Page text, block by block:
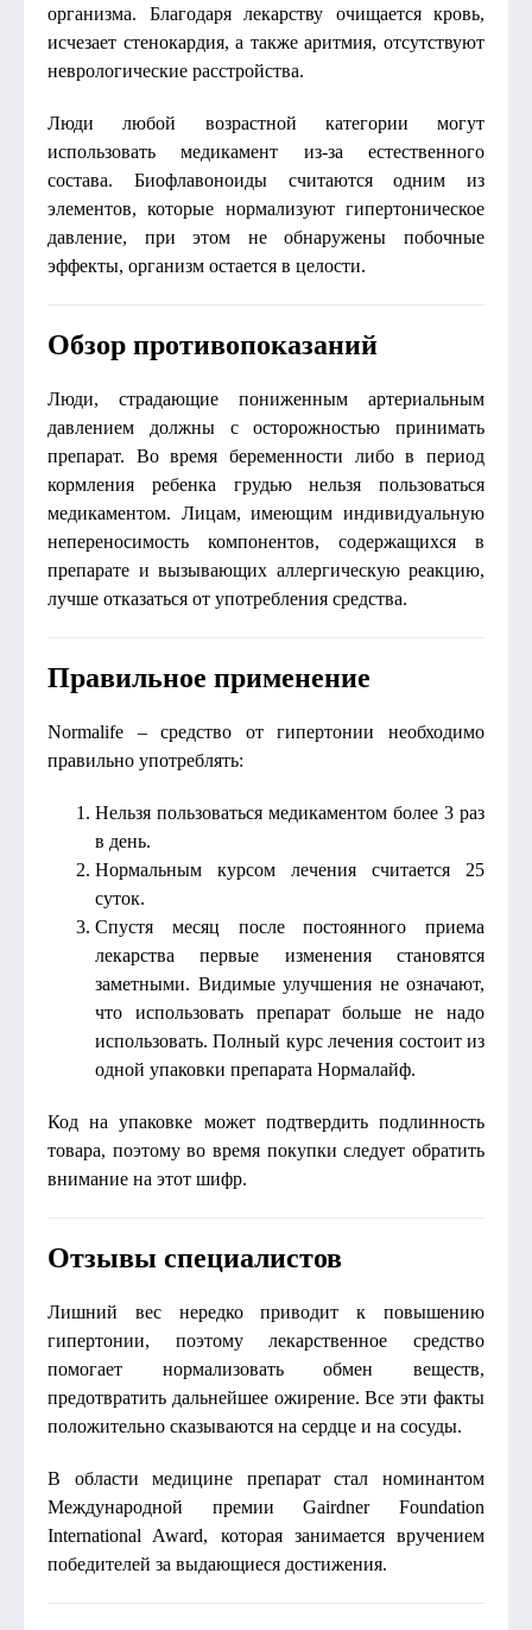
организма. Благодаря лекарству очищается кровь,
исчезает стенокардия, а также аритмия, отсутствуют
неврологические расстройства.
Люди любой возрастной категории могут
использовать медикамент из-за естественного
состава. Биофлавоноиды считаются одним из
элементов, которые нормализуют гипертоническое
давление, при этом не обнаружены побочные
эффекты, организм остается в целости.
Обзор противопоказаний
Люди, страдающие пониженным артериальным
давлением должны с осторожностью принимать
препарат. Во время беременности либо в период
кормления ребенка грудью нельзя пользоваться
медикаментом. Лицам, имеющим индивидуальную
непереносимость компонентов, содержащихся в
препарате и вызывающих аллергическую реакцию,
лучше отказаться от употребления средства.
Правильное применение
Normalife – средство от гипертонии необходимо
правильно употреблять:
Нельзя пользоваться медикаментом более 3 раз
в день.
Нормальным курсом лечения считается 25
суток.
Спустя месяц после постоянного приема
лекарства первые изменения становятся
заметными. Видимые улучшения не означают,
что использовать препарат больше не надо
использовать. Полный курс лечения состоит из
одной упаковки препарата Нормалайф.
Код на упаковке может подтвердить подлинность
товара, поэтому во время покупки следует обратить
внимание на этот шифр.
Отзывы специалистов
Лишний вес нередко приводит к повышению
гипертонии, поэтому лекарственное средство
помогает нормализовать обмен веществ,
предотвратить дальнейшее ожирение. Все эти факты
положительно сказываются на сердце и на сосуды.
В области медицине препарат стал номинантом
Международной премии Gairdner Foundation
International Award, которая занимается вручением
победителей за выдающиеся достижения.